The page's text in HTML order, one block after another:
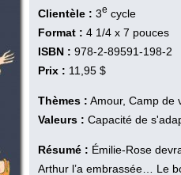
Clientèle : 3e cycle
Format : 4 1/4 x 7 pouces
ISBN : 978-2-89591-198-2
Prix : 11,95 $
Thèmes : Amour, Camp de
Valeurs : Capacité de
Résumé : Émilie-Rose
Arthur l’a embrassée… Le